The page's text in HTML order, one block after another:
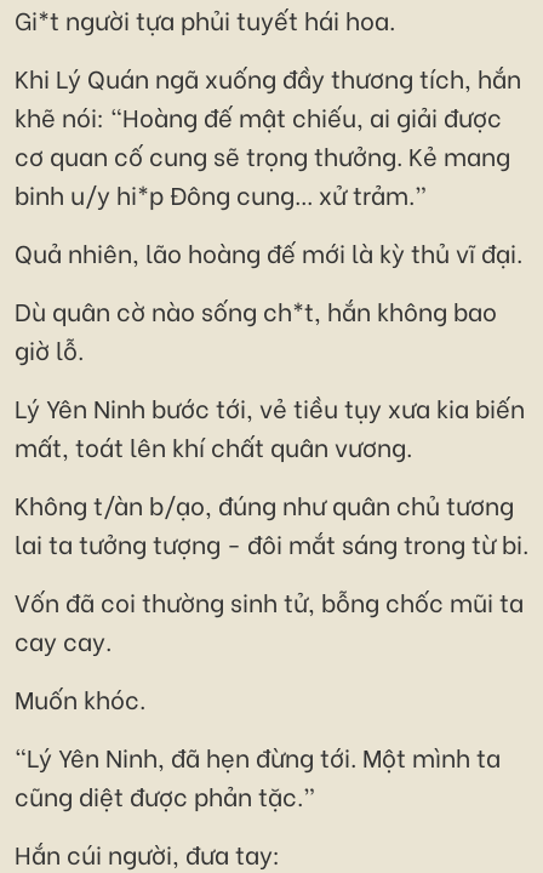
Gi*t người tựa phủi tuyết hái hoa.
Khi Lý Quán ngã xuống đầy thương tích, hắn
khẽ nói: “Hoàng đế mật chiếu, ai giải được
cơ quan cố cung sẽ trọng thưởng. Kẻ mang
binh u/y hi*p Đông cung... xử trảm.”
Quả nhiên, lão hoàng đế mới là kỳ thủ vĩ đại.
Dù quân cờ nào sống ch*t, hắn không bao
giờ lỗ.
Lý Yên Ninh bước tới, vẻ tiều tụy xưa kia biến
mất, toát lên khí chất quân vương.
Không t/àn b/ạo, đúng như quân chủ tương
lai ta tưởng tượng - đôi mắt sáng trong từ bi.
Vốn đã coi thường sinh tử, bỗng chốc mũi ta
cay cay.
Muốn khóc.
“Lý Yên Ninh, đã hẹn đừng tới. Một mình ta
cũng diệt được phản tặc.”
Hắn cúi người, đưa tay: